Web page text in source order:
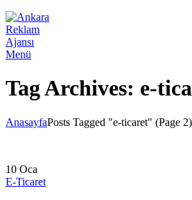
Menü
Tag Archives: e-
AnasayfaPosts Tagged "e-ticaret" (Page 2)
10 Oca
E-Ticaret